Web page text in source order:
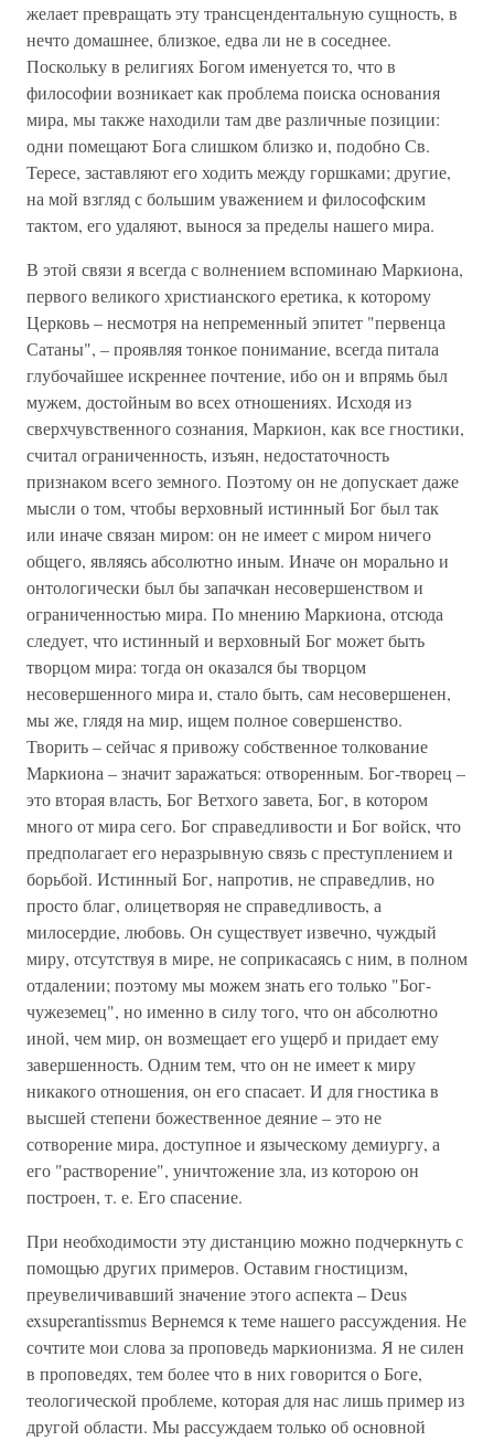
желает превращать эту трансцендентальную сущность, в
нечто домашнее, близкое, едва ли не в соседнее.
Поскольку в религиях Богом именуется то, что в
философии возникает как проблема поиска основания
мира, мы также находили там две различные позиции:
одни помещают Бога слишком близко и, подобно Св.
Тересе, заставляют его ходить между горшками; другие,
на мой взгляд с большим уважением и философским
тактом, его удаляют, вынося за пределы нашего мира.
В этой связи я всегда с волнением вспоминаю Маркиона,
первого великого христианского еретика, к которому
Церковь – несмотря на непременный эпитет "первенца
Сатаны", – проявляя тонкое понимание, всегда питала
глубочайшее искреннее почтение, ибо он и впрямь был
мужем, достойным во всех отношениях. Исходя из
сверхчувственного сознания, Маркион, как все гностики,
считал ограниченность, изъян, недостаточность
признаком всего земного. Поэтому он не допускает даже
мысли о том, чтобы верховный истинный Бог был так
или иначе связан миром: он не имеет с миром ничего
общего, являясь абсолютно иным. Иначе он морально и
онтологически был бы запачкан несовершенством и
ограниченностью мира. По мнению Маркиона, отсюда
следует, что истинный и верховный Бог может быть
творцом мира: тогда он оказался бы творцом
несовершенного мира и, стало быть, сам несовершенен,
мы же, глядя на мир, ищем полное совершенство.
Творить – сейчас я привожу собственное толкование
Маркиона – значит заражаться: отворенным. Бог-творец –
это вторая власть, Бог Ветхого завета, Бог, в котором
много от мира сего. Бог справедливости и Бог войск, что
предполагает его неразрывную связь с преступлением и
борьбой. Истинный Бог, напротив, не справедлив, но
просто благ, олицетворяя не справедливость, а
милосердие, любовь. Он существует извечно, чуждый
миру, отсутствуя в мире, не соприкасаясь с ним, в полном
отдалении; поэтому мы можем знать его только "Бог-
чужеземец", но именно в силу того, что он абсолютно
иной, чем мир, он возмещает его ущерб и придает ему
завершенность. Одним тем, что он не имеет к миру
никакого отношения, он его спасает. И для гностика в
высшей степени божественное деяние – это не
сотворение мира, доступное и языческому демиургу, а
его "растворение", уничтожение зла, из которою он
построен, т. е. Его спасение.
При необходимости эту дистанцию можно подчеркнуть с
помощью других примеров. Оставим гностицизм,
преувеличивавший значение этого аспекта – Deus
exsuperantissmus Вернемся к теме нашего рассуждения. Не
сочтите мои слова за проповедь маркионизма. Я не силен
в проповедях, тем более что в них говорится о Боге,
теологической проблеме, которая для нас лишь пример из
другой области. Мы рассуждаем только об основной